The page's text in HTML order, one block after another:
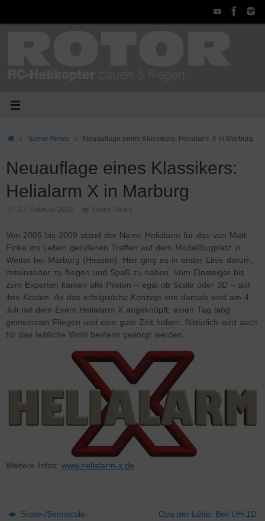
StartSzene-News Neuauflage eines Klassikers: Helialarm X in Marburg
Neuauflage eines Klassikers:
Helialarm X in Marburg
27. Februar 2020 Szene-News
Von 2005 bis 2009 stand der Name Helialarm für das von Matt
Finke ins Leben gerufenen Treffen auf dem Modellflugplatz in
Wetter bei Marburg (Hessen). Hier ging es in erster Linie darum,
miteinander zu fliegen und Spaß zu haben. Vom Einsteiger bis
zum Experten kamen alle Piloten – egal ob Scale oder 3D – auf
ihre Kosten. An das erfolgreiche Konzept von damals wird am 4.
Juli mit dem Event Helialarm X angeknüpft: einen Tag lang
gemeinsam Fliegen und eine gute Zeit haben. Natürlich wird auch
für das leibliche Wohl bestens gesorgt werden.
Weitere Infos: www.helialarm-x.de
Scale-/Semiscale-
Opa der Lüfte: Bell UH-1D